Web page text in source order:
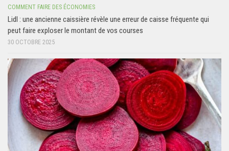
COMMENT FAIRE DES ÉCONOMIES
Lidl : une ancienne caissière révèle une erreur de caisse fréquente qui
peut faire exploser le montant de vos courses
30 OCTOBRE 2025